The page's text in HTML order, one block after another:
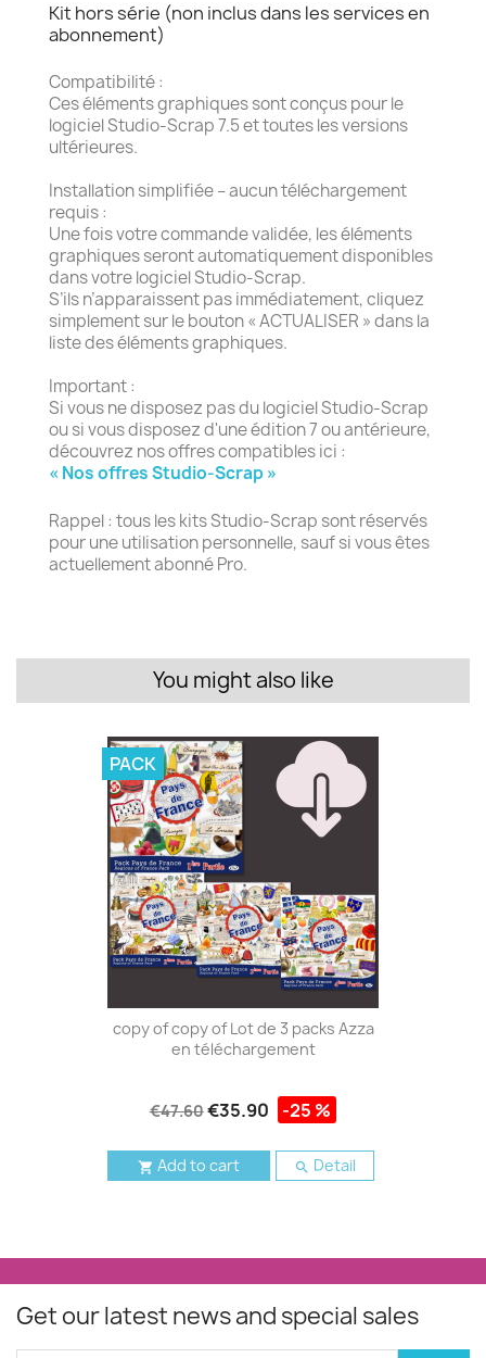
Kit hors série (non inclus dans les services en
abonnement)
Compatibilité :
Ces éléments graphiques sont conçus pour le
logiciel Studio-Scrap 7.5 et toutes les versions
ultérieures.
Installation simplifiée – aucun téléchargement
requis :
Une fois votre commande validée, les éléments
graphiques seront automatiquement disponibles
dans votre logiciel Studio-Scrap.
S’ils n’apparaissent pas immédiatement, cliquez
simplement sur le bouton « ACTUALISER » dans la
liste des éléments graphiques.
Important :
Si vous ne disposez pas du logiciel Studio-Scrap
ou si vous disposez d'une édition 7 ou antérieure,
découvrez nos offres compatibles ici :
« Nos offres Studio-Scrap »
Rappel : tous les kits Studio-Scrap sont réservés
pour une utilisation personnelle, sauf si vous êtes
actuellement abonné Pro.
You might also like
copy of copy of Lot de 3 packs Azza
en téléchargement
€47.60€35.90 -25 %
 Add to cart  Detail
PACK
Get our latest news and special sales